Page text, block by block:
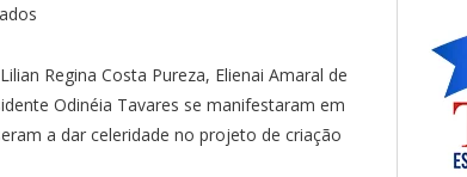
Regina Costa Pureza, Elienai Amaral de
Odinéia Tavares se manifestaram em
a dar celeridade no projeto de criação